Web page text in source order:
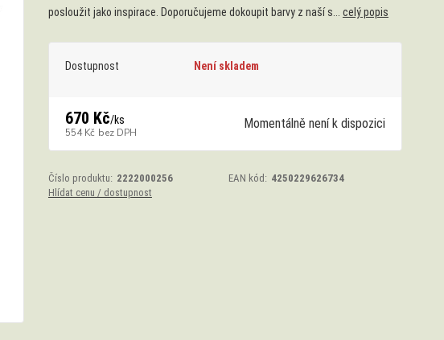
posloužit jako inspirace. Doporučujeme dokoupit barvy z naší s... celý popis
Dostupnost Není skladem
670 Kč/ks
554 Kč bez DPH
Momentálně není k dispozici
Číslo produktu: 2222000256 EAN kód: 4250229626734
Hlídat cenu / dostupnost